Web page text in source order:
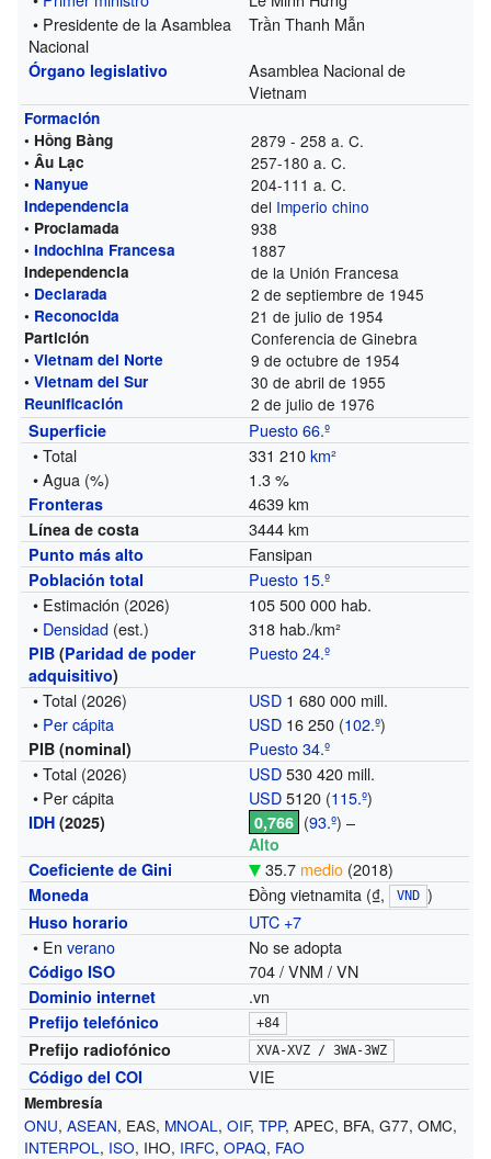
• Presidente de la Asamblea
Nacional
Trần Thanh Mẫn
Órgano legislativo
Asamblea Nacional de
Vietnam
Formación
• Hồng Bàng
• Âu Lạc
• Nanyue
Independencia
• Proclamada
•Indochina Francesa
Independencia
• Declarada
• Reconocida
Partición
•Vietnam del Norte
•Vietnam del Sur
Reunificación
2879 - 258 a. C.
257-180 a. C.
204-111 a. C.
del Imperio chino
938
1887
de la Unión Francesa
2 de septiembre de 1945
21 de julio de 1954
Conferencia de Ginebra
9 de octubre de 1954
30 de abril de 1955
2 de julio de 1976
Superficie
Puesto 66.º
• Total
331 210km²
• Agua (%)
1.3 %
Fronteras 4639 km
Línea de costa 3444 km
Punto más alto Fansipan
Población total
Puesto 15.º
• Estimación (2026)
105 500 000 hab.
• Densidad (est.) 318 hab./km²
PIB (Paridad de poder
adquisitivo)
Puesto 24.º
• Total (2026) USD 1 680 000 mill.
• Per cápita USD 16 250 (102.º)
PIB (nominal)
Puesto 34.º
• Total (2026) USD530 420 mill.
• Per cápita
USD5120 (115.º)
IDH (2025) 0,766 (93.º) –
Alto
Coeficiente de Gini
35.7 medio (2018)
Moneda Đồng vietnamita (₫, VND )
Huso horario
UTC +7
• Enverano No se adopta
Código ISO 704 / VNM / VN
Dominio internet .vn
Prefijo telefónico +84
Prefijo radiofónico XVA-XVZ / 3WA-3WZ
Código del COI VIE
Membresía
ONU,ASEAN, EAS, MNOAL,OIF,TPP, APEC, BFA, G77, OMC,
INTERPOL, ISO, IHO, IRFC,OPAQ, FAO